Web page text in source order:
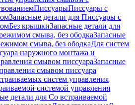
ПиссуарыПиссуары с
Запасные детали для Писсуары с
Без крышкиЗапасные детали для
смыва, без ободкаЗапасные
смыва, без ободкаДля систем
наружного монтажа и
смывом писсуараЗапасные
смывом писсуара
систем управления
системой управления
детали для Со встраиваемой